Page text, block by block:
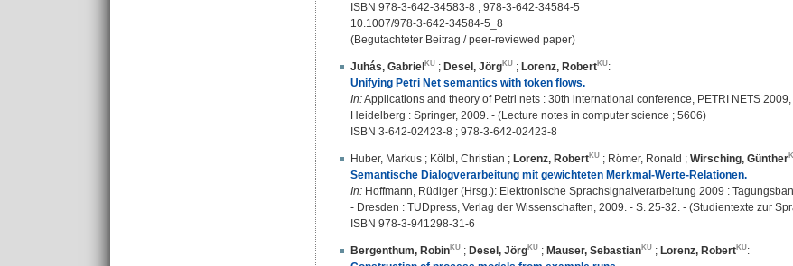
ISBN 978-3-642-34583-8 ; 978-3-642-34584-5
10.1007/978-3-642-34584-5_8
(Begutachteter Beitrag / peer-reviewed paper)
Juhás, Gabriel ; Desel, Jörg ; Lorenz, Robert
:
Unifying Petri Net semantics with token flows.
In:Applications and theory of Petri nets : 30th international conference, PETRI NETS
Heidelberg : Springer, 2009. - (Lecture notes in computer science ; 5606)
ISBN 3-642-02423-8 ; 978-3-642-02423-8
Huber, Markus ; Kölbl, Christian ; Lorenz, Robert ; Römer, Ronald ; Wirsching, Günther
Semantische Dialogverarbeitung mit gewichteten Merkmal-Werte-Relationen.
In: Hoffmann, Rüdiger (Hrsg.): Elektronische Sprachsignalverarbeitung 2009 :
- Dresden : TUDpress, Verlag der Wissenschaften, 2009. - S. 25-32. - (Studientexte zur
ISBN 978-3-941298-31-6
Bergenthum, Robin ; Desel, Jörg ; Mauser, Sebastian ; Lorenz, Robert
: